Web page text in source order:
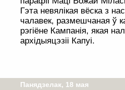
Гэта невялікая вёска з
чалавек, размешчаная ў
рэгіёне Кампанія, якая
архідыяцэзіі Капуі.
Панядзелак, 18 мая